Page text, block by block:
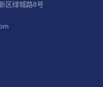
区绿城路8号